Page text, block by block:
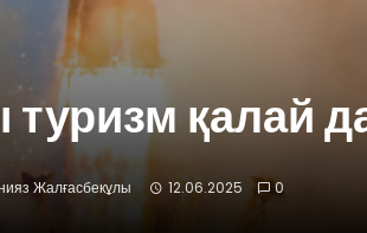
қалай
Жалғасбекұлы 12.06.2025 0